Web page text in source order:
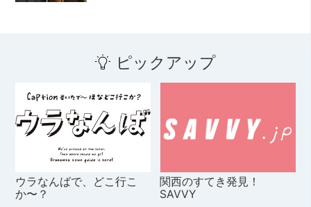
ピックアップ
ウラなんばで、どこ行こ
か〜？
関西のすてき発見！
SAVVY